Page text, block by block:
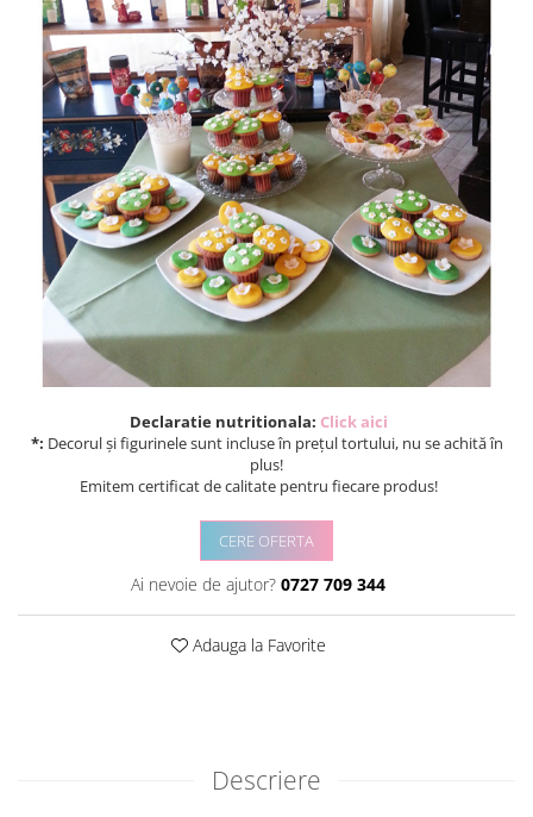
Torturi in frosting- crema pentru
baieti
Torturi cu flori
Tortulețe 1.7 kg - 2 kg
Declaratie nutritionala: Click aici
*: Decorul și figurinele sunt incluse în prețul tortului, nu se achită în
plus!
Emitem certificat de calitate pentru fiecare produs!
CERE OFERTA
Ai nevoie de ajutor? 0727 709 344
Adauga la Favorite
Descriere